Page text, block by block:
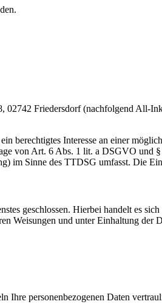
Friedersdorf (nachfolgend All-
Interesse an einer
von Art. 6 Abs. 1 lit. a DSGVO
im Sinne des TTDSG umfasst. Die
geschlossen. Hierbei handelt es
Weisungen und unter Einhaltung der
personenbezogenen Daten